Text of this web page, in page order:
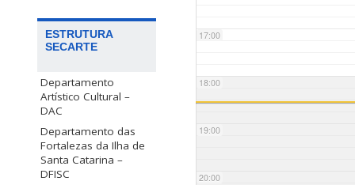
ESTRUTURA
SECARTE
Departamento
Artístico Cultural –
DAC
Departamento das
Fortalezas da Ilha de
Santa Catarina –
DFISC
17:00
18:00
19:00
20:00